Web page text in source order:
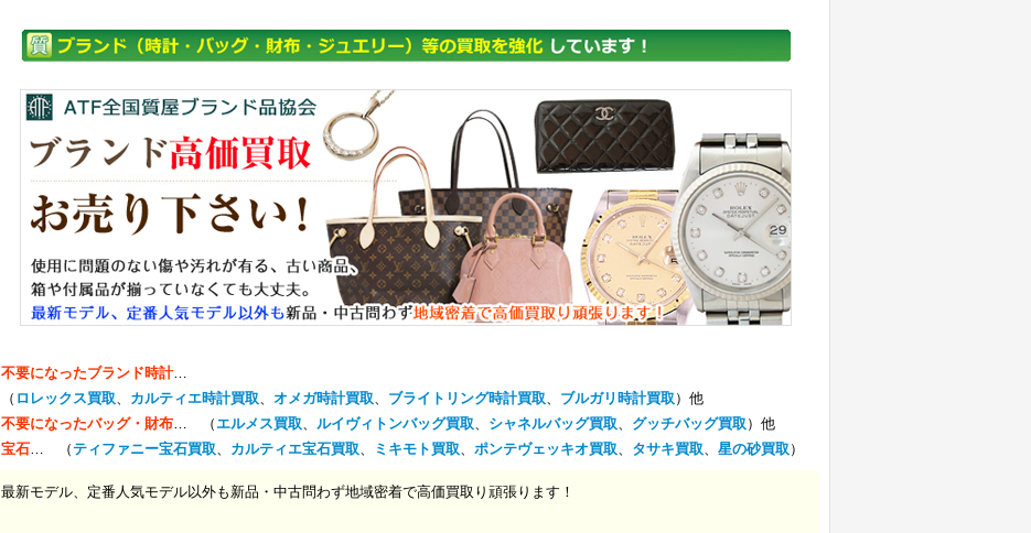
不要になったブランド時計…
（ ロレックス買取、 カルティエ時計買取、 オメガ時計買取、 ブライトリング時計買取、 ブルガリ時計買取 ）他
不要になったバッグ・財布… （ エルメス買取、 ルイヴィトンバッグ買取、 シャネルバッグ買取、 グッチバッグ買取 ）他
宝石… （ティファニー宝石買取、 カルティエ宝石買取、 ミキモト買取、 ポンテヴェッキオ買取、 タサキ買取、 星の砂買取 ）
最新モデル、定番人気モデル以外も新品・中古問わず地域密着で高価買取り頑張ります！